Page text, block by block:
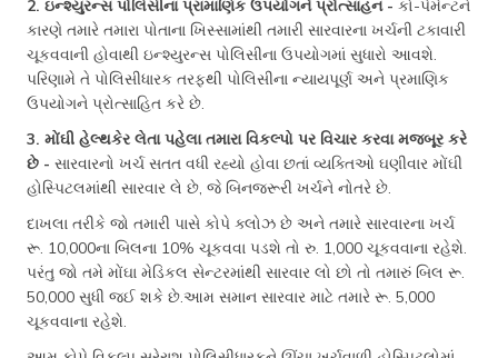
2. ઇન્શ્યુરન્સ પોલિસીના પ્રામાણિક ઉપયોગને પ્રોત્સાહન - કો-પેમેન્ટને
કારણે તમારે તમારા પોતાના ખિસ્સામાંથી તમારી સારવારના ખર્ચની ટકાવારી
ચૂકવવાની હોવાથી ઇન્શ્યુરન્સ પોલિસીના ઉપયોગમાં સુધારો આવશે.
પરિણામે તે પોલિસીધારક તરફથી પોલિસીના ન્યાયપૂર્ણ અને પ્રમાણિક
ઉપયોગને પ્રોત્સાહિત કરે છે.
3. મોંઘી હેલ્થકેર લેતા પહેલા તમારા વિકલ્પો પર વિચાર કરવા મજબૂર કરે
છે - સારવારનો ખર્ચ સતત વધી રહ્યો હોવા છતાં વ્યક્તિઓ ઘણીવાર મોંઘી
હોસ્પિટલમાંથી સારવાર લે છે, જે બિનજરૂરી ખર્ચને નોતરે છે.
દાખલા તરીકે જો તમારી પાસે કોપે ક્લોઝ છે અને તમારે સારવારના ખર્ચ
રૂ. 10,000ના બિલના 10% ચૂકવવા પડશે તો રુ. 1,000 ચૂકવવાના રહેશે.
પરંતુ જો તમે મોંઘા મેડિકલ સેન્ટરમાંથી સારવાર લો છો તો તમારું બિલ રૂ.
50,000 સુધી જઈ શકે છે.આમ સમાન સારવાર માટે તમારે રૂ. 5,000
ચૂકવવાના રહેશે.